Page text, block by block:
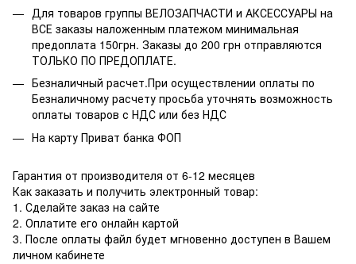
Для товаров группы ВЕЛОЗАПЧАСТИ и АКСЕССУАРЫ на
ВСЕ заказы наложенным платежом минимальная
предоплата 150грн. Заказы до 200 грн отправляются
ТОЛЬКО ПО ПРЕДОПЛАТЕ.
Безналичный расчет.При осуществлении оплаты по
Безналичному расчету просьба уточнять возможность
оплаты товаров с НДС или без НДС
На карту Приват банка ФОП
Гарантия от производителя от 6-12 месяцев
Как заказать и получить электронный товар:
1. Сделайте заказ на сайте
2. Оплатите его онлайн картой
3. После оплаты файл будет мгновенно доступен в Вашем
личном кабинете